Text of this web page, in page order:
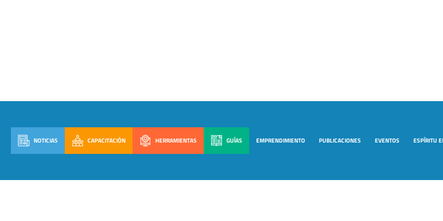
NOTICIAS CAPACITACIÓN HERRAMIENTAS GUÍAS EMPRENDIMIENTO PUBLICACIONES EVENTOS ESPÍRITU